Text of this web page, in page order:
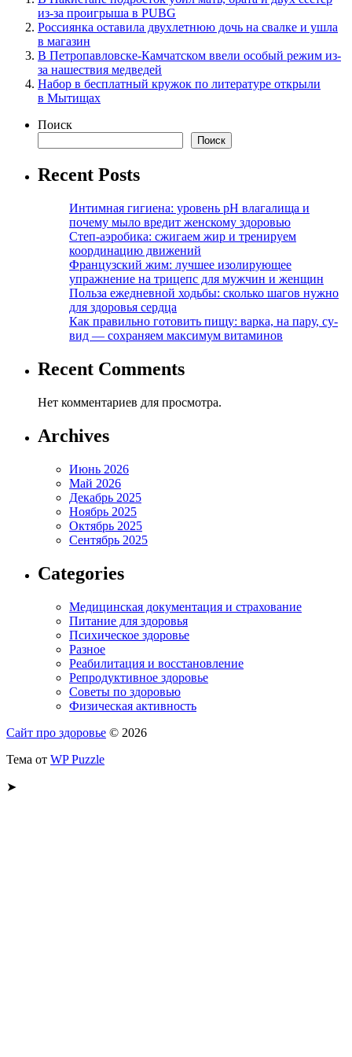
из-за проигрыша в PUBG
Россиянка оставила двухлетнюю дочь на свалке и ушла
в магазин
В Петропавловске-Камчатском ввели особый режим из-
за нашествия медведей
Набор в бесплатный кружок по литературе открыли
в Мытищах
Поиск
Поиск
Recent Posts
Интимная гигиена: уровень pH влагалища и
почему мыло вредит женскому здоровью
Степ-аэробика: сжигаем жир и тренируем
координацию движений
Французский жим: лучшее изолирующее
упражнение на трицепс для мужчин и женщин
Польза ежедневной ходьбы: сколько шагов нужно
для здоровья сердца
Как правильно готовить пищу: варка, на пару, су-
вид — сохраняем максимум витаминов
Recent Comments
Нет комментариев для просмотра.
Archives
Июнь 2026
Май 2026
Декабрь 2025
Ноябрь 2025
Октябрь 2025
Сентябрь 2025
Categories
Медицинская документация и страхование
Питание для здоровья
Психическое здоровье
Разное
Реабилитация и восстановление
Репродуктивное здоровье
Советы по здоровью
Физическая активность
Сайт про здоровье © 2026
Тема от WP Puzzle
➤